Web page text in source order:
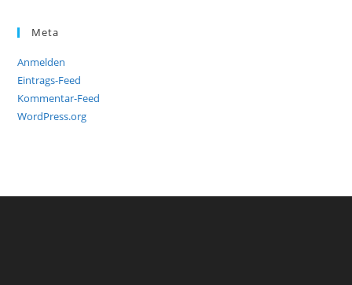
Meta
Anmelden
Eintrags-Feed
Kommentar-Feed
WordPress.org